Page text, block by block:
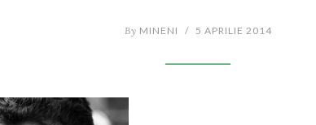
By MINENI / 5 APRILIE 2014